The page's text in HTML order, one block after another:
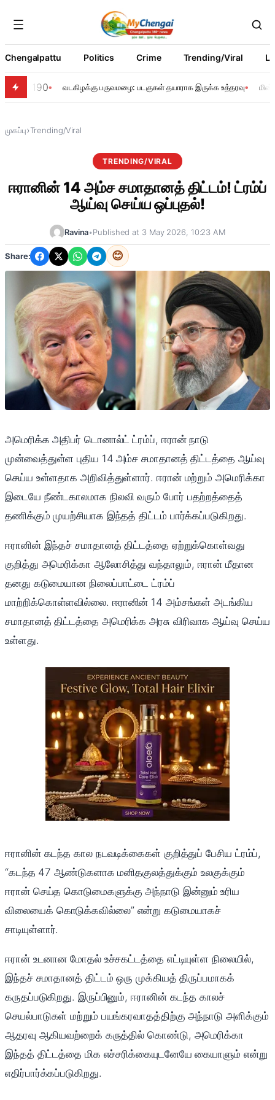
Chengalpattu Politics Crime Trending/Viral
190 வடகிழக்கு பருவமழை: படகுகள் தயாராக இருக்க உத்தரவு
முகப்பு›Trending/Viral
TRENDING/VIRAL
ஈரானின் 14 அம்ச சமாதானத் திட்டம்! ட்ரம்ப்
ஆய்வு செய்ய ஒப்புதல்!
Ravina•Published at 3 May 2026, 10:23 AM
Share: 😊
அமெரிக்க அதிபர் டொனால்ட் ட்ரம்ப், ஈரான் நாடு
முன்வைத்துள்ள புதிய 14 அம்ச சமாதானத் திட்டத்தை ஆய்வு
செய்ய உள்ளதாக அறிவித்துள்ளார். ஈரான் மற்றும் அமெரிக்கா
இடையே நீண்டகாலமாக நிலவி வரும் போர் பதற்றத்தைத்
தணிக்கும் முயற்சியாக இந்தத் திட்டம் பார்க்கப்படுகிறது.
ஈரானின் இந்தச் சமாதானத் திட்டத்தை ஏற்றுக்கொள்வது
குறித்து அமெரிக்கா ஆலோசித்து வந்தாலும், ஈரான் மீதான
தனது கடுமையான நிலைப்பாட்டை ட்ரம்ப்
மாற்றிக்கொள்ளவில்லை. ஈரானின் 14 அம்சங்கள் அடங்கிய
சமாதானத் திட்டத்தை அமெரிக்க அரசு விரிவாக ஆய்வு செய்ய
உள்ளது.
ஈரானின் கடந்த கால நடவடிக்கைகள் குறித்துப் பேசிய ட்ரம்ப்,
“கடந்த 47 ஆண்டுகளாக மனிதகுலத்துக்கும் உலகுக்கும்
ஈரான் செய்த கொடுமைகளுக்கு அந்நாடு இன்னும் உரிய
விலையைக் கொடுக்கவில்லை” என்று கடுமையாகச்
சாடியுள்ளார்.
ஈரான் உடனான மோதல் உச்சகட்டத்தை எட்டியுள்ள நிலையில்,
இந்தச் சமாதானத் திட்டம் ஒரு முக்கியத் திருப்பமாகக்
கருதப்படுகிறது. இருப்பினும், ஈரானின் கடந்த காலச்
செயல்பாடுகள் மற்றும் பயங்கரவாதத்திற்கு அந்நாடு அளிக்கும்
ஆதரவு ஆகியவற்றைக் கருத்தில் கொண்டு, அமெரிக்கா
இந்தத் திட்டத்தை மிக எச்சரிக்கையுடனேயே கையாளும் என்று
எதிர்பார்க்கப்படுகிறது.